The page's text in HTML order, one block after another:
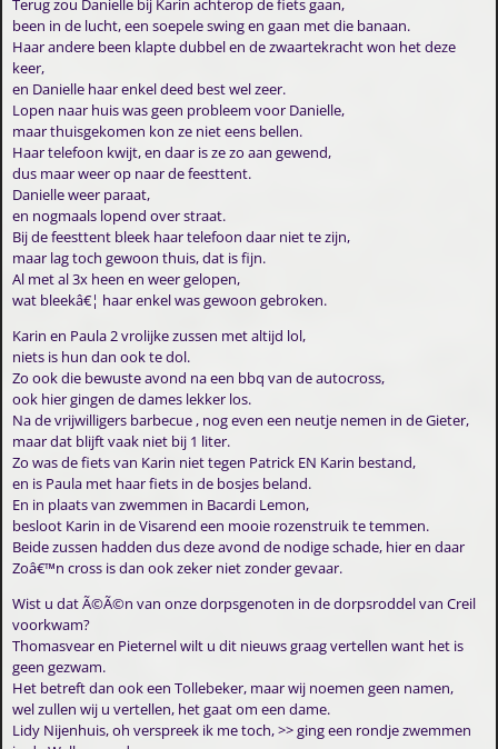
Terug zou Danielle bij Karin achterop de fiets gaan,
been in de lucht, een soepele swing en gaan met die banaan.
Haar andere been klapte dubbel en de zwaartekracht won het deze
keer,
en Danielle haar enkel deed best wel zeer.
Lopen naar huis was geen probleem voor Danielle,
maar thuisgekomen kon ze niet eens bellen.
Haar telefoon kwijt, en daar is ze zo aan gewend,
dus maar weer op naar de feesttent.
Danielle weer paraat,
en nogmaals lopend over straat.
Bij de feesttent bleek haar telefoon daar niet te zijn,
maar lag toch gewoon thuis, dat is fijn.
Al met al 3x heen en weer gelopen,
wat bleekâ€¦ haar enkel was gewoon gebroken.
Karin en Paula 2 vrolijke zussen met altijd lol,
niets is hun dan ook te dol.
Zo ook die bewuste avond na een bbq van de autocross,
ook hier gingen de dames lekker los.
Na de vrijwilligers barbecue , nog even een neutje nemen in de Gieter,
maar dat blijft vaak niet bij 1 liter.
Zo was de fiets van Karin niet tegen Patrick EN Karin bestand,
en is Paula met haar fiets in de bosjes beland.
En in plaats van zwemmen in Bacardi Lemon,
besloot Karin in de Visarend een mooie rozenstruik te temmen.
Beide zussen hadden dus deze avond de nodige schade, hier en daar
Zoâ€™n cross is dan ook zeker niet zonder gevaar.
Wist u dat Ã©Ã©n van onze dorpsgenoten in de dorpsroddel van Creil
voorkwam?
Thomasvear en Pieternel wilt u dit nieuws graag vertellen want het is
geen gezwam.
Het betreft dan ook een Tollebeker, maar wij noemen geen namen,
wel zullen wij u vertellen, het gaat om een dame.
Lidy Nijenhuis, oh verspreek ik me toch, >> ging een rondje zwemmen